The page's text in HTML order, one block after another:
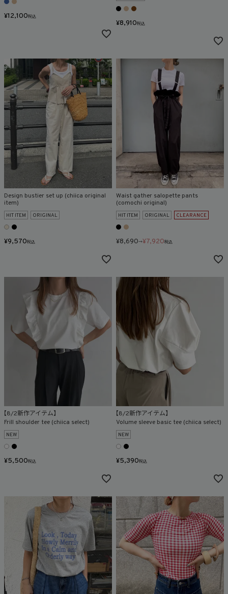
¥12,100税込
¥8,910税込
Design bustier set up (chiica original
item)
HIT ITEM ORIGINAL
¥9,570税込
Waist gather salopette pants
(comochi original)
HIT ITEM ORIGINAL CLEARANCE
¥8,690→¥7,920税込
【8/2新作アイテム】
Frill shoulder tee (chiica select)
NEW
¥5,500税込
【8/2新作アイテム】
Volume sleeve basic tee (chiica select)
NEW
¥5,390税込